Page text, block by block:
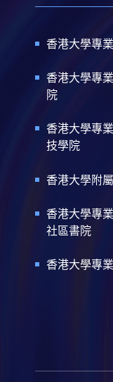
香港大學專
香港大學專
院
香港大學專
技學院
香港大學附
香港大學專
社區書院
香港大學專